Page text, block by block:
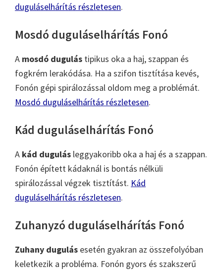
duguláselhárítás részletesen.
Mosdó duguláselhárítás Fonó
A mosdó dugulás tipikus oka a haj, szappan és
fogkrém lerakódása. Ha a szifon tisztítása kevés,
Fonón gépi spirálozással oldom meg a problémát.
Mosdó duguláselhárítás részletesen.
Kád duguláselhárítás Fonó
A kád dugulás leggyakoribb oka a haj és a szappan.
Fonón épített kádaknál is bontás nélküli
spirálozással végzek tisztítást. Kád
duguláselhárítás részletesen.
Zuhanyzó duguláselhárítás Fonó
Zuhany dugulás esetén gyakran az összefolyóban
keletkezik a probléma. Fonón gyors és szakszerű